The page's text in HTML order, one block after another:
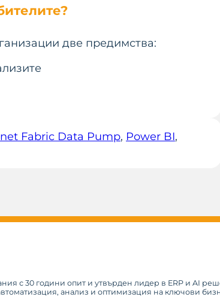
две предимства:
Fabric Data Pump, Power BI
с 30 години опит и утвърден лидер в ERP и AI
анализ и оптимизация на ключови